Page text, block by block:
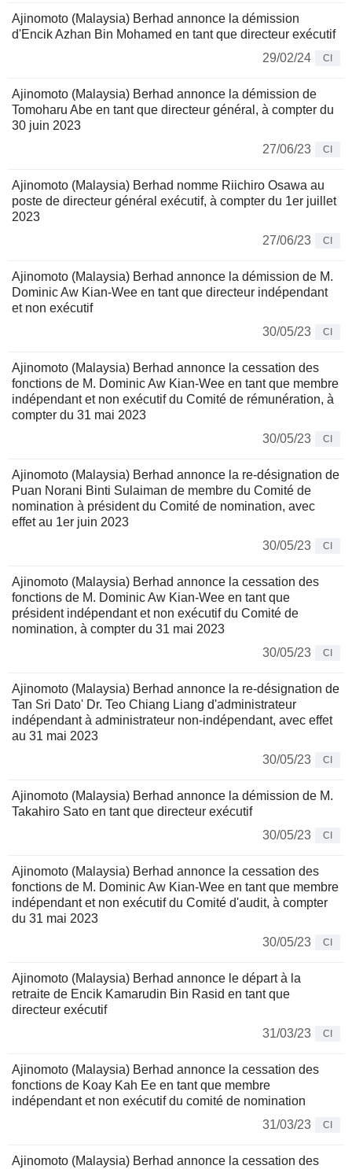
Ajinomoto (Malaysia) Berhad annonce la démission
d'Encik Azhan Bin Mohamed en tant que directeur exécutif
29/02/24
CI
Ajinomoto (Malaysia) Berhad annonce la démission de
Tomoharu Abe en tant que directeur général, à compter du
30 juin 2023
27/06/23
CI
Ajinomoto (Malaysia) Berhad nomme Riichiro Osawa au
poste de directeur général exécutif, à compter du 1er juillet
2023
27/06/23
CI
Ajinomoto (Malaysia) Berhad annonce la démission de M.
Dominic Aw Kian-Wee en tant que directeur indépendant
et non exécutif
30/05/23
CI
Ajinomoto (Malaysia) Berhad annonce la cessation des
fonctions de M. Dominic Aw Kian-Wee en tant que membre
indépendant et non exécutif du Comité de rémunération, à
compter du 31 mai 2023
30/05/23
CI
Ajinomoto (Malaysia) Berhad annonce la re-désignation de
Puan Norani Binti Sulaiman de membre du Comité de
nomination à président du Comité de nomination, avec
effet au 1er juin 2023
30/05/23
CI
Ajinomoto (Malaysia) Berhad annonce la cessation des
fonctions de M. Dominic Aw Kian-Wee en tant que
président indépendant et non exécutif du Comité de
nomination, à compter du 31 mai 2023
30/05/23
CI
Ajinomoto (Malaysia) Berhad annonce la re-désignation de
Tan Sri Dato' Dr. Teo Chiang Liang d'administrateur
indépendant à administrateur non-indépendant, avec effet
au 31 mai 2023
30/05/23
CI
Ajinomoto (Malaysia) Berhad annonce la démission de M.
Takahiro Sato en tant que directeur exécutif
30/05/23
CI
Ajinomoto (Malaysia) Berhad annonce la cessation des
fonctions de M. Dominic Aw Kian-Wee en tant que membre
indépendant et non exécutif du Comité d'audit, à compter
du 31 mai 2023
30/05/23
CI
Ajinomoto (Malaysia) Berhad annonce le départ à la
retraite de Encik Kamarudin Bin Rasid en tant que
directeur exécutif
31/03/23
CI
Ajinomoto (Malaysia) Berhad annonce la cessation des
fonctions de Koay Kah Ee en tant que membre
indépendant et non exécutif du comité de nomination
31/03/23
CI
Ajinomoto (Malaysia) Berhad annonce la cessation des